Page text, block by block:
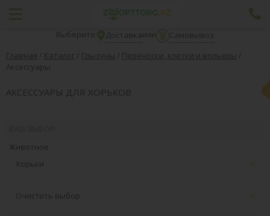
Выберите: Доставкаили
Самовывоз
Главная / Каталог / Грызуны / Переноски, клетки и вольеры /
Аксессуары
АКСЕССУАРЫ ДЛЯ ХОРЬКОВ
Животное
Хорьки
Очистить выбор